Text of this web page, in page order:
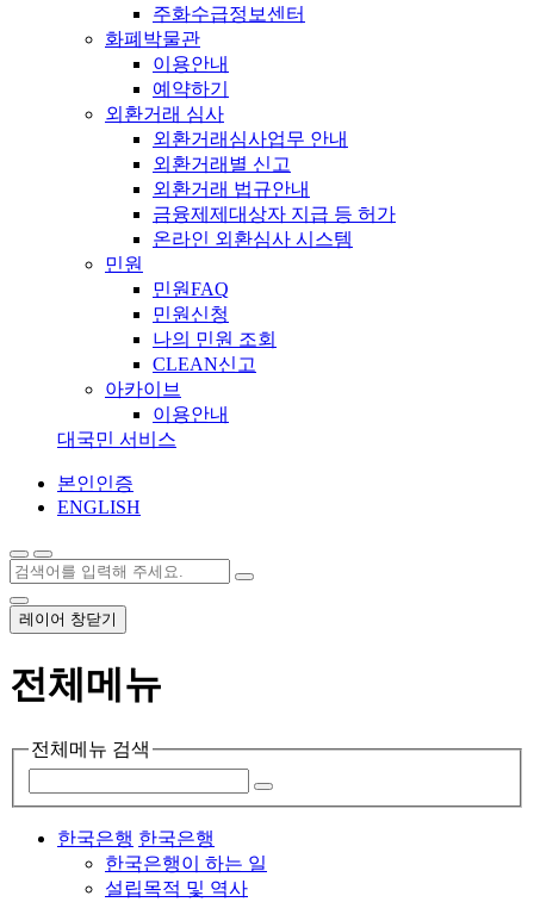
주화수급정보센터
화폐박물관
이용안내
예약하기
외환거래 심사
외환거래심사업무 안내
외환거래별 신고
외환거래 법규안내
금융제제대상자 지급 등 허가
온라인 외환심사 시스템
민원
민원FAQ
민원신청
나의 민원 조회
CLEAN신고
아카이브
이용안내
대국민 서비스
본인인증
ENGLISH
레이어 창닫기
전체메뉴
전체메뉴 검색
한국은행 한국은행
한국은행이 하는 일
설립목적 및 역사